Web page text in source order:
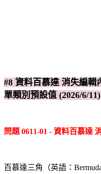
#8 資料百慕達 消失編輯
單類別預設值 (2026/6/11)
問題 0611-01 - 資料百慕達
百慕達三角（英語：